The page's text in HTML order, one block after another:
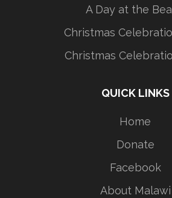
A Day at the
Christmas
Christmas
QUICK LINKS
Home
Donate
Facebook
About Malawi